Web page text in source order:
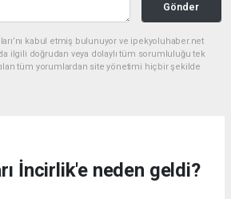
Gönder
kabul etmiş bulunuyor ve ipekyoluhaber.net
ilgili doğrudan veya dolaylı tüm sorumluluğu tek
tüm yorumlardan site yönetimi hiçbir şekilde
İncirlik'e neden geldi?